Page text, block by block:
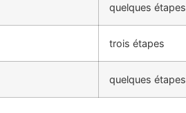
quelques étapes
trois étapes
quelques étapes